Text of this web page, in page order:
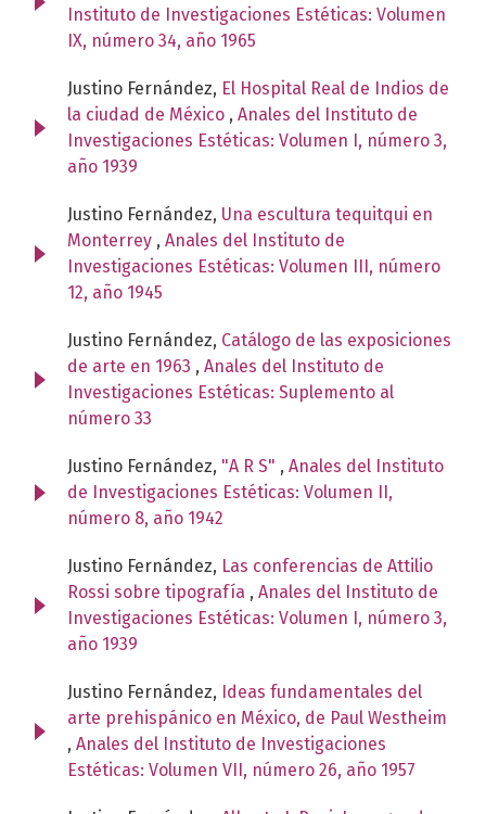
Instituto de Investigaciones Estéticas: Volumen
IX, número 34, año 1965
Justino Fernández, El Hospital Real de Indios de
la ciudad de México , Anales del Instituto de
Investigaciones Estéticas: Volumen I, número 3,
año 1939
Justino Fernández, Una escultura tequitqui en
Monterrey , Anales del Instituto de
Investigaciones Estéticas: Volumen III, número
12, año 1945
Justino Fernández, Catálogo de las exposiciones
de arte en 1963 , Anales del Instituto de
Investigaciones Estéticas: Suplemento al
número 33
Justino Fernández, "A R S" , Anales del Instituto
de Investigaciones Estéticas: Volumen II,
número 8, año 1942
Justino Fernández, Las conferencias de Attilio
Rossi sobre tipografía , Anales del Instituto de
Investigaciones Estéticas: Volumen I, número 3,
año 1939
Justino Fernández, Ideas fundamentales del
arte prehispánico en México, de Paul Westheim
, Anales del Instituto de Investigaciones
Estéticas: Volumen VII, número 26, año 1957